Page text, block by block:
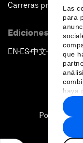
Las
para
que
haya
Carreras
Ediciones en
EN ▪ ES▪中文▪ 日本語
Política de